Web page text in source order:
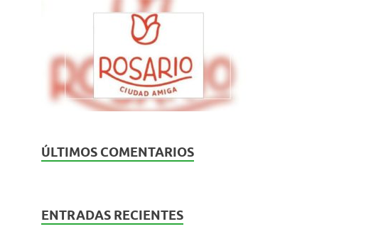
ÚLTIMOS COMENTARIOS
ENTRADAS RECIENTES